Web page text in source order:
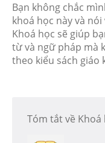
Bạn không chắc
khoá học này và
Khoá học sẽ giúp
từ và ngữ pháp mà
theo kiểu sách giáo
Tóm tắt về Khoá